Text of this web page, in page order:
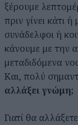
ξέρουμε
πριν γίνει κάτι
συνάδελφοι ή
κάνουμε με την
μεταδιδόμενα
Και, πολύ
αλλάξει γνώμη;
Γιατί θα